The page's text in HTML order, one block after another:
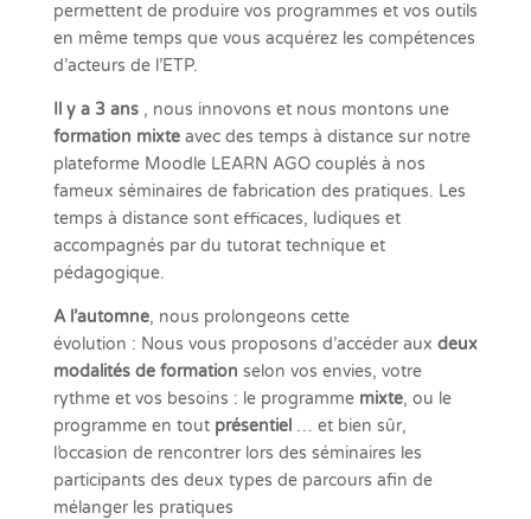
permettent de produire vos programmes et vos outils
en même temps que vous acquérez les compétences
d’acteurs de l’ETP.
Il y a 3 ans, nous innovons et nous montons une
formation mixteavec des temps à distance sur notre
plateforme Moodle LEARN AGO couplés à nos
fameux séminaires de fabrication des pratiques. Les
temps à distance sont efficaces, ludiques et
accompagnés par du tutorat technique et
pédagogique.
A l’automne, nous prolongeons cette
évolution : Nous vous proposons d’accéder aux deux
modalités de formation selon vos envies, votre
rythme et vos besoins : le programme mixte, ou le
programme en tout présentiel… et bien sûr,
l’occasion de rencontrer lors des séminaires les
participants des deux types de parcours afin de
mélanger les pratiques